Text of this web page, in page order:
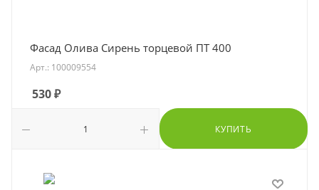
Фасад Олива Сирень торцевой ПТ 400
Арт.: 100009554
530₽
КУПИТЬ